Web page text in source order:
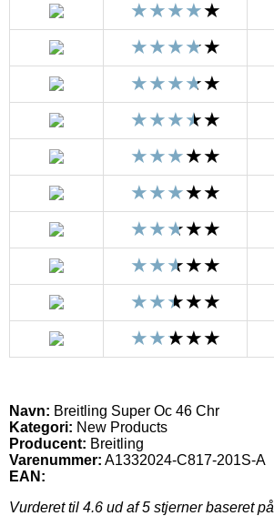
Navn: Breitling Super Oc 46 Chr
Kategori: New Products
Producent: Breitling
Varenummer: A1332024-C817-201S-A
EAN:
Vurderet til 4.6 ud af 5 stjerner baseret på